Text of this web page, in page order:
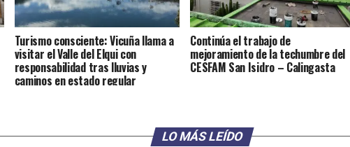
Turismo consciente: Vicuña llama a
visitar el Valle del Elqui con
responsabilidad tras lluvias y
caminos en estado regular
Continúa el trabajo de
mejoramiento de la techumbre del
CESFAM San Isidro – Calingasta
LO MÁS LEÍDO